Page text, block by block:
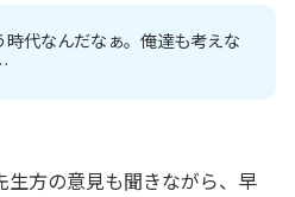
時代なんだなぁ。俺達も考えな
方の意見も聞きながら、早